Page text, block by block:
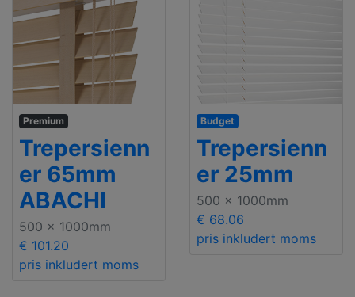
Premium
Trepersienn
er 65mm
ABACHI
500 x 1000mm
€ 101.20
pris inkludert moms
Budget
Trepersienn
er 25mm
500 x 1000mm
€ 68.06
pris inkludert moms